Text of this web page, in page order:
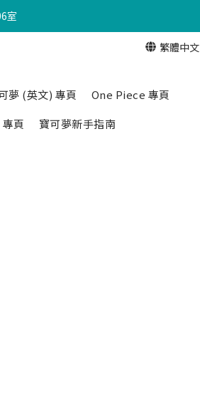
室
繁體中文
夢 (英文) 專頁
One Piece 專頁
頁 寶可夢新手指南